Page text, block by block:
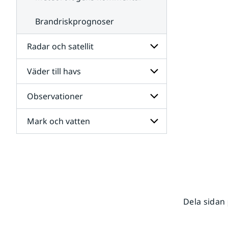
Brandriskprognoser
Radar och satellit
Undersidor
för
Radar
och
satellit
Väder till havs
Undersidor
för
Väder
till
havs
Observationer
Undersidor
för
Mark och vatten
Dela sidan